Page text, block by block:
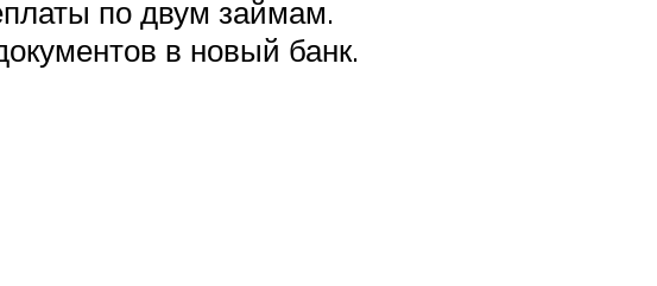
по двум займам.
в новый банк.